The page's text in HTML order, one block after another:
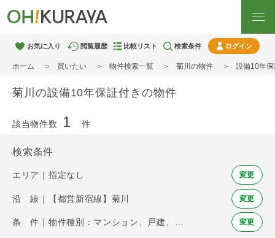
お気に入り 閲覧履歴 比較リスト 検索条件 ログイン
ホーム 買いたい 物件検索一覧 菊川の物件 設備10年
菊川の設備10年保証付きの物件
該当物件数 1 件
検索条件
エリア｜指定なし 変更
沿 線｜【都営新宿線】菊川 変更
変更